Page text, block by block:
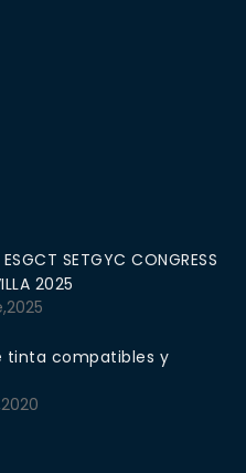
SETGYC CONGRESS
2025
tinta compatibles y